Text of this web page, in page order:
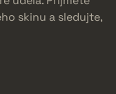
skinu a sledujte,